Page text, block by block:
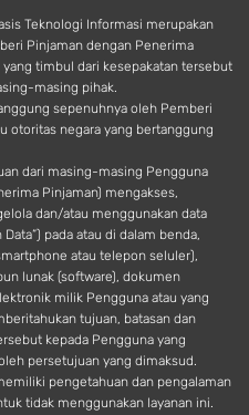
d
Teknologi Informasi merupakan
Pinjaman dengan Penerima
timbul dari kesepakatan tersebut
masing pihak.
sepenuhnya oleh Pemberi
otoritas negara yang bertanggung
dari masing-masing Pengguna
Pinjaman) mengakses,
dan/atau menggunakan data
pada atau di dalam benda,
atau telepon seluler),
lunak (software), dokumen
milik Pengguna atau yang
tujuan, batasan dan
kepada Pengguna yang
persetujuan yang dimaksud.
pengetahuan dan pengalaman
tidak menggunakan layanan ini.